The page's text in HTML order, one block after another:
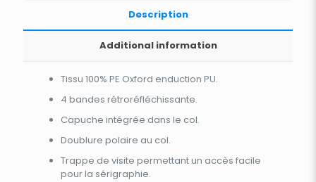
Description
Additional information
Tissu 100% PE Oxford enduction PU.
4 bandes rétroréfléchissante.
Capuche intégrée dans le col.
Doublure polaire au col.
Trappe de visite permettant un accès facile
pour la sérigraphie.